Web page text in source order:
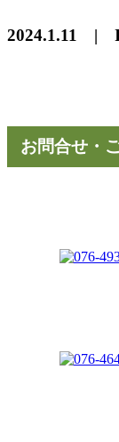
2024.1.11 |
お問合せ・